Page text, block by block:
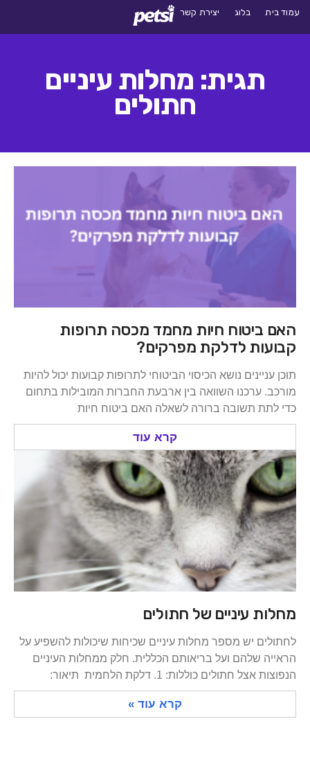
עמוד בית בלוג יצירת קשר
תגית: מחלות עיניים
חתולים
האם ביטוח חיות מחמד מכסה תרופות
קבועות לדלקת מפרקים?
תוכן עניינים נושא הכיסוי הביטוחי לתרופות קבועות יכול להיות
מורכב. ערכנו השוואה בין ארבעת החברות המובילות בתחום
כדי לתת תשובה ברורה לשאלה האם ביטוח חיות
קרא עוד
מחלות עיניים של חתולים
לחתולים יש מספר מחלות עיניים שכיחות שיכולות להשפיע על
הראייה שלהם ועל בריאותם הכללית. חלק ממחלות העיניים
הנפוצות אצל חתולים כוללות: 1. דלקת הלחמית תיאור:
קרא עוד »